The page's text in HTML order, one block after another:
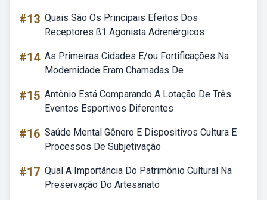
#13 Quais São Os Principais Efeitos Dos
Receptores ß1 Agonista Adrenérgicos
#14 As Primeiras Cidades E/ou Fortificações Na
Modernidade Eram Chamadas De
#15 Antônio Está Comparando A Lotação De Três
Eventos Esportivos Diferentes
#16 Saúde Mental Gênero E Dispositivos Cultura E
Processos De Subjetivação
#17 Qual A Importância Do Patrimônio Cultural Na
Preservação Do Artesanato